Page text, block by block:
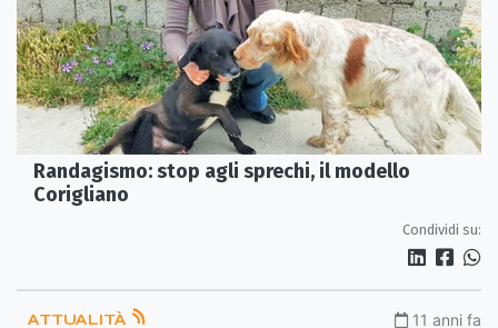
Randagismo: stop agli sprechi, il modello
Corigliano
Condividi su:
ATTUALITÀ 11 anni fa